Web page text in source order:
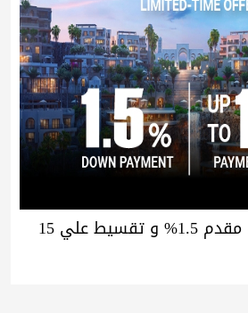
عرض لفترة محدودة مقدم 1.5% و تقسيط علي 15